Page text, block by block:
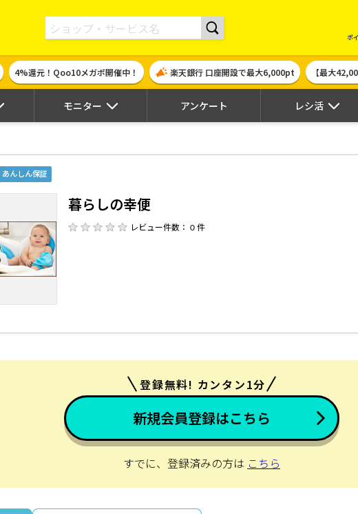
イント貯めて現金やギフト券に交換できるポイントサイト | ハピタス
ポ
4%還元！Qoo10メガポ開催中！ 楽天銀行 口座開設で最大6,000pt 【最大
モニター アンケート レシ活
あんしん保証
暮らしの幸便
レビュー件数： 0 件
登録無料! カンタン1分
新規会員登録はこちら
すでに、登録済みの方は こちら